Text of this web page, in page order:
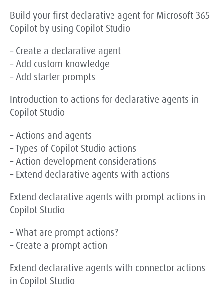
Build your first declarative agent for Microsoft 365
Copilot by using Copilot Studio
– Create a declarative agent
– Add custom knowledge
– Add starter prompts
Introduction to actions for declarative agents in
Copilot Studio
– Actions and agents
– Types of Copilot Studio actions
– Action development considerations
– Extend declarative agents with actions
Extend declarative agents with prompt actions in
Copilot Studio
– What are prompt actions?
– Create a prompt action
Extend declarative agents with connector actions
in Copilot Studio